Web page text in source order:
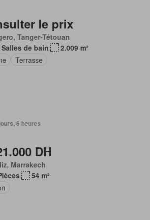
le prix
Tanger-Tétouan
Salles de bain
2.009 m²
Terrasse
6 heures
DH
Marrakech
54 m²